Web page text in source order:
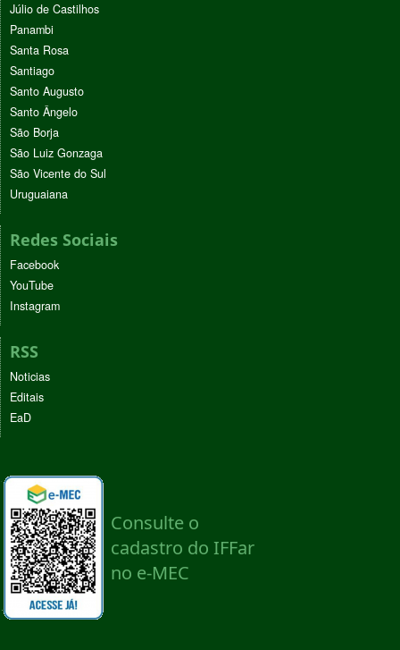
Júlio de Castilhos
Panambi
Santa Rosa
Santiago
Santo Augusto
Santo Ângelo
São Borja
São Luiz Gonzaga
São Vicente do Sul
Uruguaiana
Redes Sociais
Facebook
YouTube
Instagram
RSS
Noticias
Editais
EaD